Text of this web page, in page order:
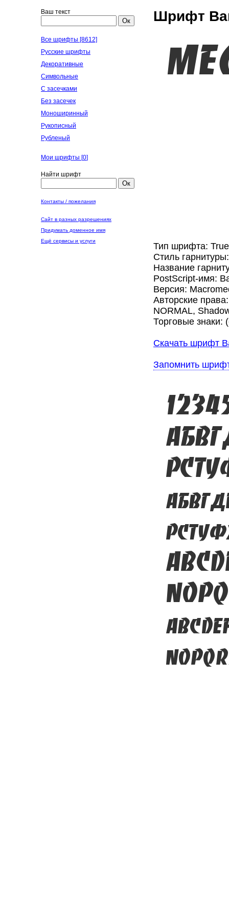
Ваш текст
Ок
Все шрифты [8612]
Русские шрифты
Декоративные
Символьные
С засечками
Без засечек
Моноширинный
Рукописный
Рубленый
Мои шрифты [0]
Найти шрифт
Ок
Контакты / пожелания
Сайт в разных разрешениях
Придумать доменное имя
Ещё сервисы и услуги
Шрифт
Тип шрифта:
Стиль
Название
PostScript-имя:
Версия:
Авторские
NORMAL,
Торговые знаки:
Скачать шрифт
Запомнить